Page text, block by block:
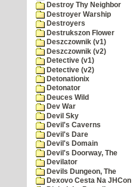
Destroy Thy Neighbor
Destroyer Warship
Destroyers
Destrukszon Flower
Deszczownik (v1)
Deszczownik (v2)
Detective (v1)
Detective (v2)
Detonationix
Detonator
Deuces Wild
Dev War
Devil Sky
Devil's Caverns
Devil's Dare
Devil's Domain
Devil's Doorway, The
Devilator
Devils Dungeon, The
Dexovo Cesta Na JHCon